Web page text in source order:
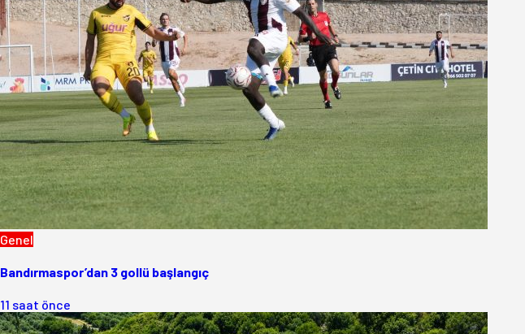
Genel
Bandırmaspor’dan 3 gollü başlangıç
11 saat önce